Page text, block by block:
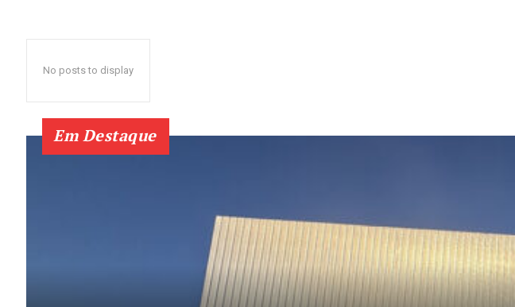
No posts to display
Em Destaque